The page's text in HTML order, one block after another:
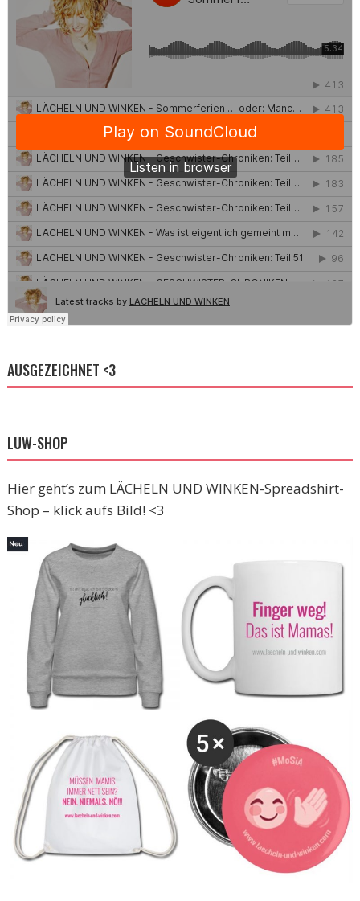
AUSGEZEICHNET <3
LUW-SHOP
Hier geht’s zum LÄCHELN UND WINKEN-Spreadshirt-
Shop – klick aufs Bild! <3